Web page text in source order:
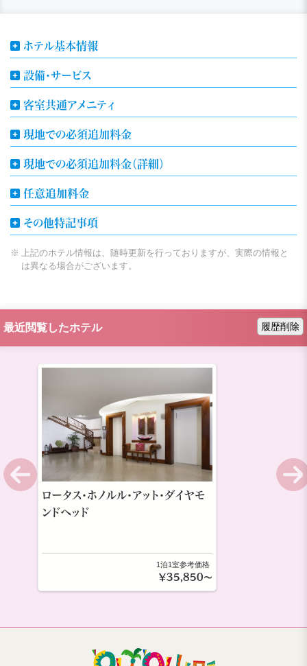
ホテル基本情報
設備・サービス
客室共通アメニティ
現地での必須追加料金
現地での必須追加料金（詳細）
任意追加料金
その他特記事項
上記のホテル情報は、随時更新を行っておりますが、実際の情報と
は異なる場合がございます。
最近閲覧したホテル 履歴削除
ロータス・ホノルル・アット・ダイヤモ
ンドヘッド
1泊1室参考価格
￥35,850～